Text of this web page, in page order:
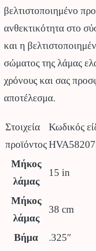
βελτιστοποιημένο
ανθεκτικότητα στο
και η
σώματος της λάμας
χρόνους και σας
αποτέλεσμα.
Στοιχεία
προϊόντος
Κωδικός
Μήκος
λάμας
15 in
Μήκος
λάμας
38 cm
Βήμα .325″